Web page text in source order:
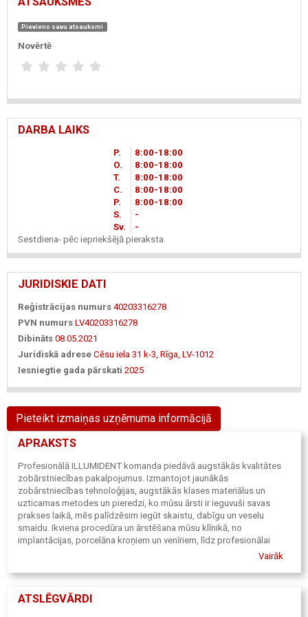
Pievieno savu atsauksmi
Novērtē
DARBA LAIKS
P. 8 00-18 00
O.
8 00-18 00
T.
8 00-18 00
C.
8 00-18 00
P.
8 00-18 00
S.
-
Sv.
-
Sestdiena- pēc iepriekšējā pieraksta.
JURIDISKIE DATI
Reģistrācijas numurs 40203316278
PVN numurs LV40203316278
Dibināts 08.05.2021
Juridiskā adrese Cēsu iela 31 k-3, Rīga, LV-1012
Iesniegtie gada pārskati 2025
Pieteikt izmaiņas uzņēmuma informācijā
APRAKSTS
Profesionālā ILLUMIDENT komanda piedāvā augstākās kvalitātes
zobārstniecības pakalpojumus. Izmantojot jaunākās
zobārstniecības tehnoloģijas, augstākās klases materiālus un
uzticamas metodes un pieredzi, ko mūsu ārsti ir ieguvuši savas
prakses laikā, mēs palīdzēsim iegūt skaistu, dabīgu un veselu
smaidu. Ikviena procedūra un ārstēšana mūsu klīnikā, no
implantācijas, porcelāna kroņiem un venīriem, līdz profesionālai
zobārstniecības vajadzības un mērķi.
Mūsu klīnika ir koncentrēta uz Jūsu komfortu un ērtībām, kas Jūsu
Vairāk
ATSLĒGVĀRDI